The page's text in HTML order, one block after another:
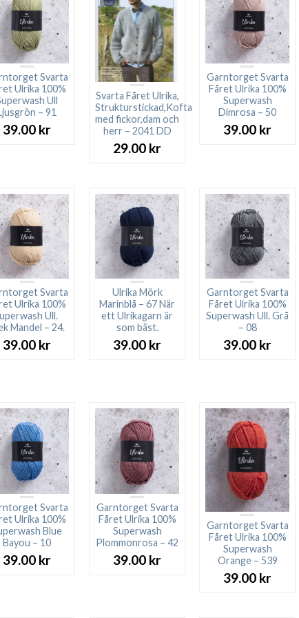
Svarta
Ulrika 100%
Ull
– 91
39.00 kr
Svarta Fåret Ulrika,
Strukturstickad,Kofta
med fickor,dam och
herr – 2041 DD
29.00 kr
Garntorget Svarta
Fåret Ulrika 100%
Superwash
Dimrosa – 50
39.00 kr
Svarta
Ulrika 100%
Ull.
Mandel – 24.
39.00 kr
Ulrika Mörk
Marinblå – 67 När
ett Ulrikagarn är
som bäst.
39.00 kr
Garntorget Svarta
Fåret Ulrika 100%
Superwash Ull. Grå
– 08
39.00 kr
Svarta
Ulrika 100%
Blue
Bayou – 10
39.00 kr
Garntorget Svarta
Fåret Ulrika 100%
Superwash
Plommonrosa – 42
39.00 kr
Garntorget Svarta
Fåret Ulrika 100%
Superwash
Orange – 539
39.00 kr